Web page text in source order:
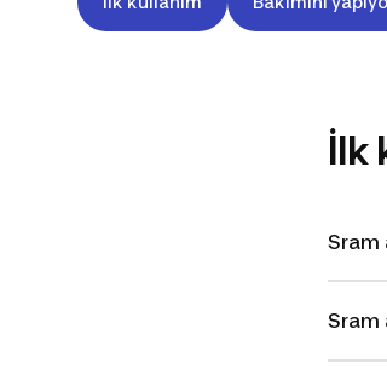
İlk
Sram
Sram